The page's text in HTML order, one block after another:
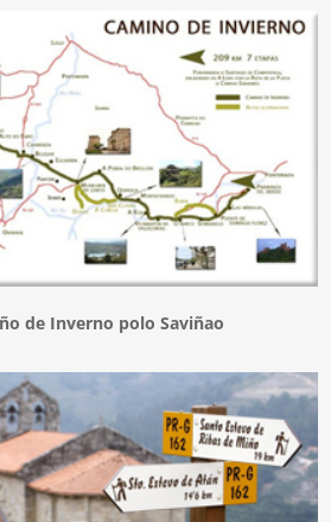
de Inverno polo Saviñao